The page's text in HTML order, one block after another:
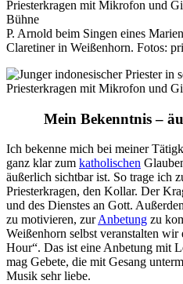
P. Arnold beim Singen eines
Claretiner in Weißenhorn. Fotos:
Mein Bekenntnis –
Ich bekenne mich bei meiner
ganz klar zum katholischen
äußerlich sichtbar ist. So trage ich
Priesterkragen, den Kollar. Der
und des Dienstes an Gott.
zu motivieren, zurAnbetung zu
Weißenhorn selbst veranstalten
Hour“. Das ist eine Anbetung mit
mag Gebete, die mit Gesang
Musik sehr liebe.